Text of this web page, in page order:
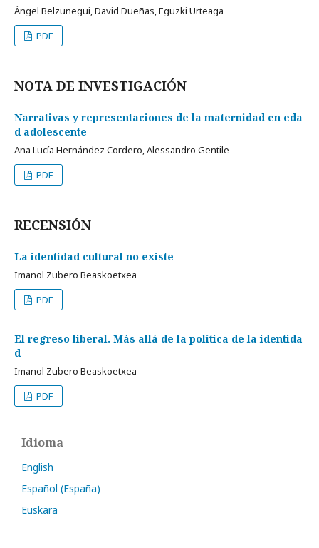
Ángel Belzunegui, David Dueñas, Eguzki Urteaga
PDF
NOTA DE INVESTIGACIÓN
Narrativas y representaciones de la maternidad en eda
d adolescente
Ana Lucía Hernández Cordero, Alessandro Gentile
PDF
RECENSIÓN
La identidad cultural no existe
Imanol Zubero Beaskoetxea
PDF
El regreso liberal. Más allá de la política de la identida
d
Imanol Zubero Beaskoetxea
PDF
Idioma
English
Español (España)
Euskara